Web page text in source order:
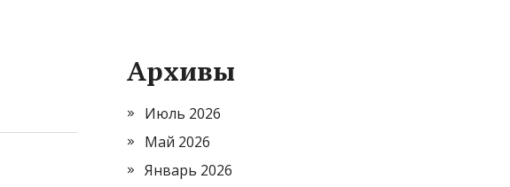
Архивы
Июль 2026
Май 2026
Январь 2026